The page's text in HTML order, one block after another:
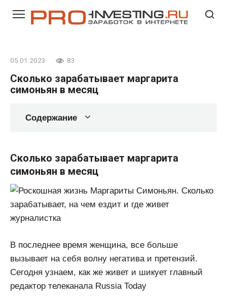
05.01.2023 83
Сколько зарабатывает маргарита
симоньян в месяц
Содержание
Сколько зарабатывает маргарита
симоньян в месяц
В последнее время женщина, все больше
вызывает на себя волну негатива и претензий.
Сегодня узнаем, как же живет и шикует главный
редактор телеканала Russia Today